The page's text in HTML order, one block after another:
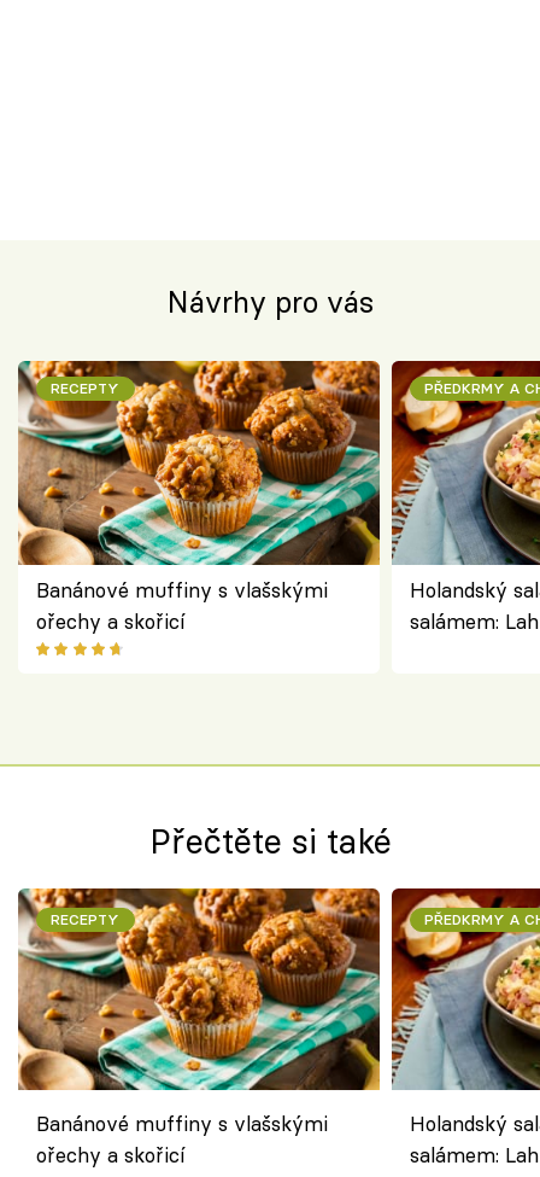
Návrhy pro vás
RECEPTY
Banánové muffiny s vlašskými
ořechy a skořicí
PŘEDKRMY A
Holandský
salámem:
Přečtěte si také
RECEPTY
Banánové muffiny s vlašskými
ořechy a skořicí
PŘEDKRMY A
Holandský
salámem: